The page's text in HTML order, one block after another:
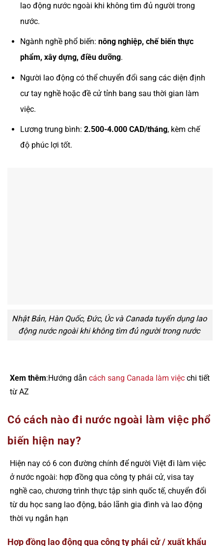
lao động nước ngoài khi không tìm đủ người trong
nước.
Ngành nghề phổ biến: nông nghiệp, chế biến thực
phẩm, xây dựng, điều dưỡng.
Người lao động có thể chuyển đổi sang các diện định
cư tay nghề hoặc đề cử tỉnh bang sau thời gian làm
việc.
Lương trung bình: 2.500-4.000 CAD/tháng, kèm chế
độ phúc lợi tốt.
Nhật Bản, Hàn Quốc, Đức, Úc và Canada tuyển dụng lao
động nước ngoài khi không tìm đủ người trong nước
Xem thêm:Hướng dẫn cách sang Canada làm việc chi tiết
từ AZ
Có cách nào đi nước ngoài làm việc phổ
biến hiện nay?
Hiện nay có 6 con đường chính để người Việt đi làm việc
ở nước ngoài: hợp đồng qua công ty phái cử, visa tay
nghề cao, chương trình thực tập sinh quốc tế, chuyển đổi
từ du học sang lao động, bảo lãnh gia đình và lao động
thời vụ ngắn hạn
Hợp đồng lao động qua công ty phái cử / xuất khẩu